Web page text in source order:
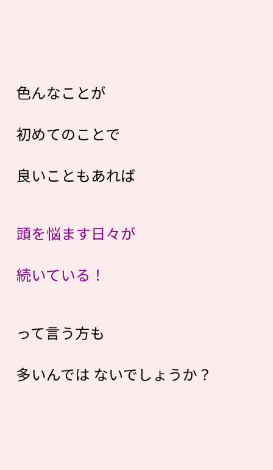
色んなことが
初めてのことで
良いこともあれば
頭を悩ます日々が
続いている！
って言う方も
多いんでは ないでしょうか？